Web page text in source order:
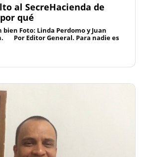
al SecreHacienda de
qué
bien Foto: Linda Perdomo y Juan
Por Editor General. Para nadie es